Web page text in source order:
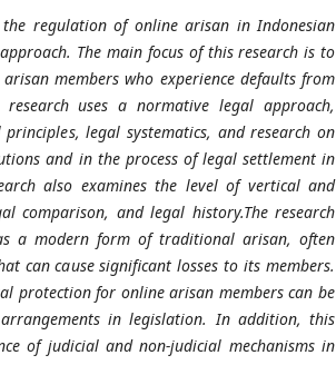
regulation of online arisan in Indonesian
The main focus of this research is to
members who experience defaults from
uses a normative legal approach,
legal systematics, and research on
and in the process of legal settlement in
also examines the level of vertical and
comparison, and legal history.The research
a modern form of traditional arisan, often
can cause significant losses to its members.
protection for online arisan members can be
in legislation. In addition, this
of judicial and non-judicial mechanisms in